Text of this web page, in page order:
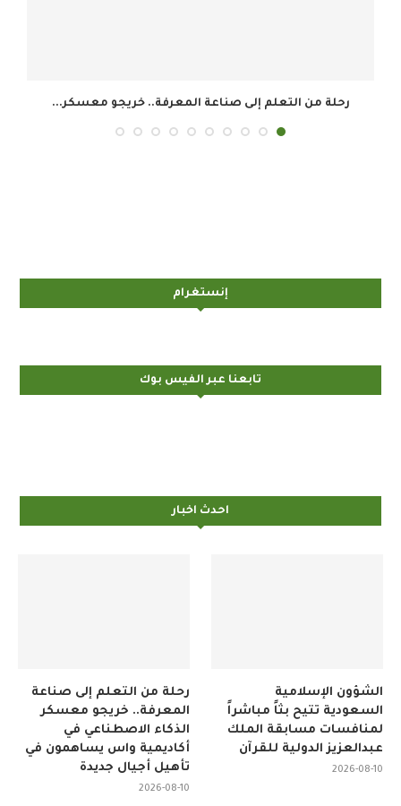
الشؤون الإسلامية السعودية تتيح بثاً مباشراً لمنافسات
إنستغرام
تابعنا عبر الفيس بوك
احدث اخبار
رحلة من التعلم إلى صناعة
المعرفة.. خريجو معسكر
الذكاء الاصطناعي في
أكاديمية واس يساهمون في
تأهيل أجيال جديدة
الشؤون الإسلامية
السعودية تتيح بثاً مباشراً
لمنافسات مسابقة الملك
عبدالعزيز الدولية للقرآن